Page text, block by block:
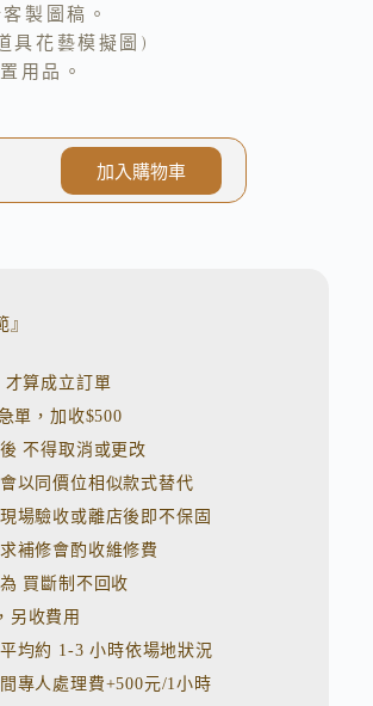
製圖稿。
具花藝模擬圖)
用品。
加入購物車
』
才算成立訂單
單，加收$500
不得取消或更改
以同價位相似款式替代
場驗收或離店後即不保固
補修會酌收維修費
買斷制不回收
另收費用
均約 1-3 小時依場地狀況
專人處理費+500元/1小時